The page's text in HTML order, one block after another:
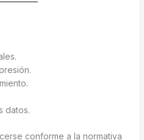
datos.
conforme a la normativa